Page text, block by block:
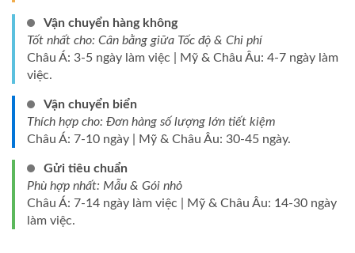
Vận chuyển hàng không
Tốt nhất cho: Cân bằng giữa Tốc độ & Chi phí
Châu Á: 3-5 ngày làm việc | Mỹ & Châu Âu: 4-7 ngày làm
việc.
Vận chuyển biển
Thích hợp cho: Đơn hàng số lượng lớn tiết kiệm
Châu Á: 7-10 ngày | Mỹ & Châu Âu: 30-45 ngày.
Gửi tiêu chuẩn
Phù hợp nhất: Mẫu & Gói nhỏ
Châu Á: 7-14 ngày làm việc | Mỹ & Châu Âu: 14-30 ngày
làm việc.